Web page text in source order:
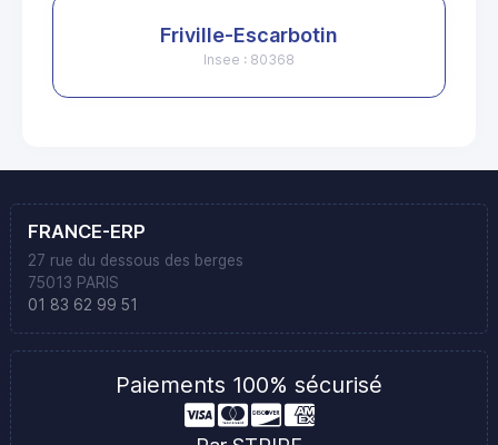
Friville-Escarbotin
Insee : 80368
FRANCE-ERP
27 rue du dessous des berges
75013 PARIS
01 83 62 99 51
Paiements 100% sécurisé